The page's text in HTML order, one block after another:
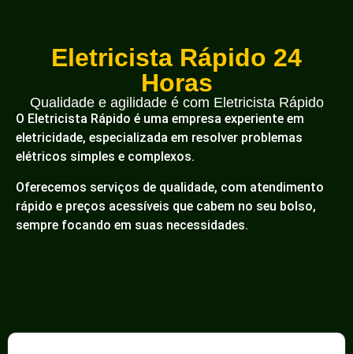
Eletricista Rápido 24
Horas
Qualidade e agilidade é com Eletricista Rápido
O Eletricista Rápido é uma empresa experiente em
eletricidade, especializada em resolver problemas
elétricos simples e complexos.
Oferecemos serviços de qualidade, com atendimento
rápido e preços acessíveis que cabem no seu bolso,
sempre focando em suas necessidades.